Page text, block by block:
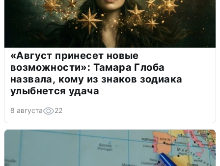
«Август принесет новые
возможности»: Тамара Глоба
назвала, кому из знаков зодиака
улыбнется удача
8 августа 22